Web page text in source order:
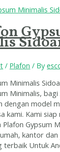
/ Plafon / By
Minimalis
Minimalis,
dengan model
kami. Kami
Plafon Gypsum
kantor
terbaik Untuk